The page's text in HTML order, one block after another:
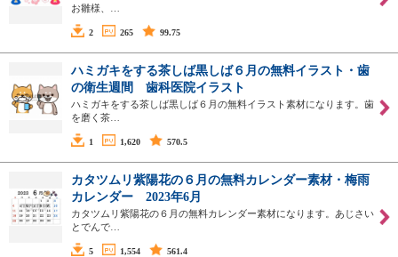
お雛様、…
2 265 99.75
ハミガキをする茶しば黒しば６月の無料イラスト・歯
の衛生週間 歯科医院イラスト
ハミガキをする茶しば黒しば６月の無料イラスト素材になります。歯
を磨く茶…
1 1,620 570.5
カタツムリ紫陽花の６月の無料カレンダー素材・梅雨
カレンダー 2023年6月
カタツムリ紫陽花の６月の無料カレンダー素材になります。あじさい
とでんで…
5 1,554 561.4